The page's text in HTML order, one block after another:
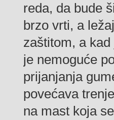
reda, da bude
brzo vrti, a
zaštitom, a
je nemoguće
prijanjanja
povećava
na mast koja